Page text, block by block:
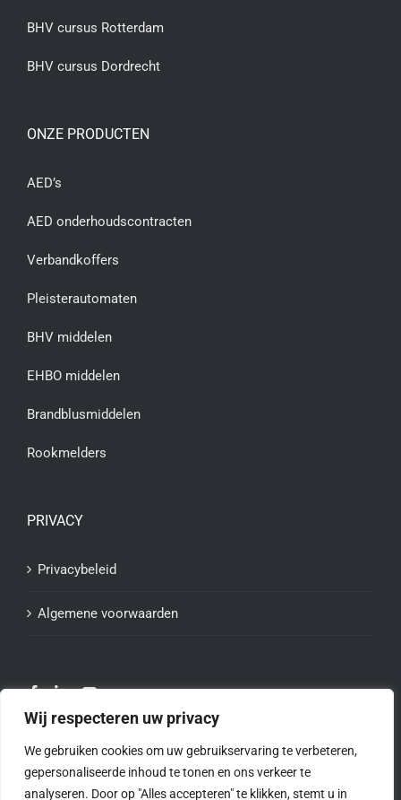
Wij respecteren uw privacy
We gebruiken cookies om uw gebruikservaring te verbeteren,
gepersonaliseerde inhoud te tonen en ons verkeer te
analyseren. Door op "Alles accepteren" te klikken, stemt u in
BHV cursus Rotterdam
BHV cursus Dordrecht
ONZE PRODUCTEN
AED’s
AED onderhoudscontracten
Verbandkoffers
Pleisterautomaten
BHV middelen
EHBO middelen
Brandblusmiddelen
Rookmelders
PRIVACY
Privacybeleid
Algemene voorwaarden